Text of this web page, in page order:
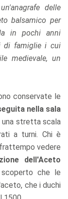
delle
balsamico per
in pochi anni
di famiglie i cui
medievale, un
conservate le
nella sala
una stretta scala
a turni. Chi è
vedere
dell'Aceto
che le
che i duchi